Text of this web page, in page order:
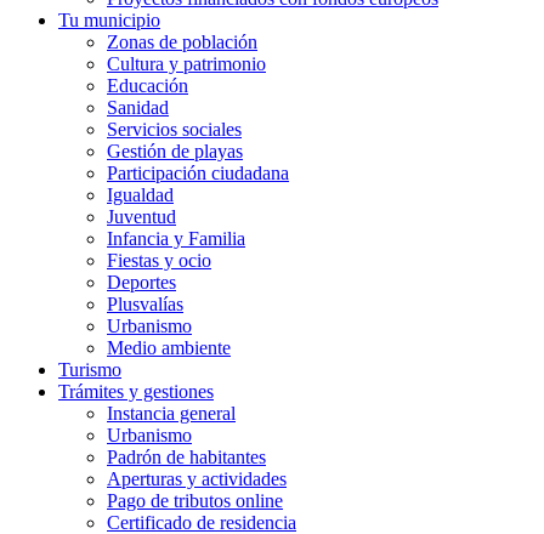
Tu municipio
Zonas de población
Cultura y patrimonio
Educación
Sanidad
Servicios sociales
Gestión de playas
Participación ciudadana
Igualdad
Juventud
Infancia y Familia
Fiestas y ocio
Deportes
Plusvalías
Urbanismo
Medio ambiente
Turismo
Trámites y gestiones
Instancia general
Urbanismo
Padrón de habitantes
Aperturas y actividades
Pago de tributos online
Certificado de residencia